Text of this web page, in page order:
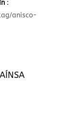
:
anisco-